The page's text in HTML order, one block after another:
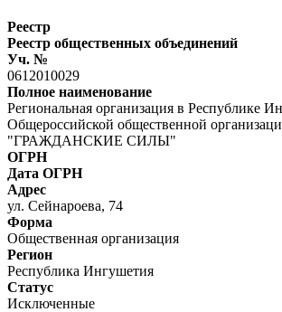
Реестр
Реестр общественных объединений
Уч. №
0612010029
Полное наименование
Региональная организация в Республике
Общероссийской общественной
"ГРАЖДАНСКИЕ СИЛЫ"
ОГРН
Дата ОГРН
Адрес
ул. Сейнароева, 74
Форма
Общественная организация
Регион
Республика Ингушетия
Статус
Исключенные